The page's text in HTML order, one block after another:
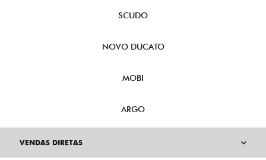
SCUDO
NOVO DUCATO
MOBI
ARGO
VENDAS DIRETAS